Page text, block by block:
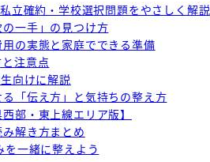
立確約・学校選択問題をやさしく解説
一手」の見つけ方
の実態と家庭でできる準備
注意点
向けに解説
「伝え方」と気持ちの整え方
部・東上線エリア版】
解き方まとめ
一緒に整えよう